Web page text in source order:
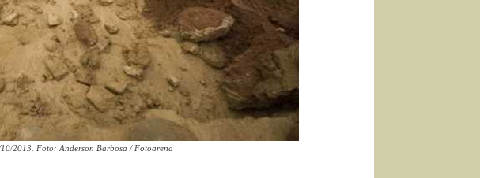
2013. Foto: Anderson Barbosa / Fotoarena